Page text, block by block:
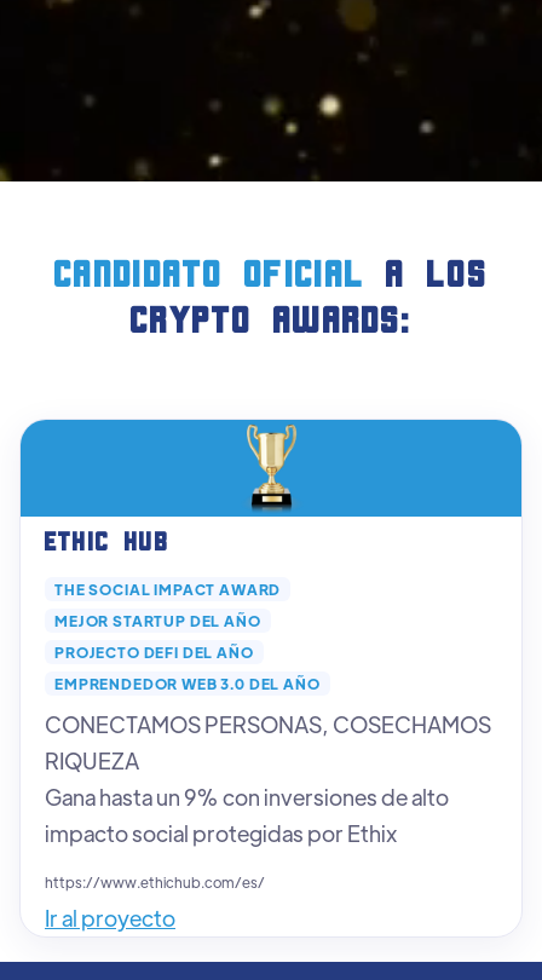
candidato oficial a LOS
crypto AWARDS:
Ethic Hub
THE SOCIAL IMPACT AWARD
MEJOR STARTUP DEL AÑO
PROJECTO DEFI DEL AÑO
EMPRENDEDOR WEB 3.0 DEL AÑO
CONECTAMOS PERSONAS, COSECHAMOS
RIQUEZA
Gana hasta un 9% con inversiones de alto
impacto social protegidas por Ethix
https://www.ethichub.com/es/
Ir al proyecto